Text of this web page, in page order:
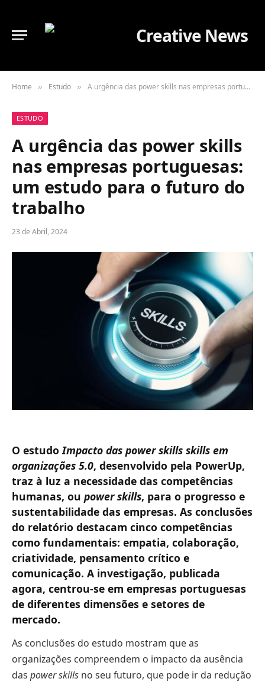
Home » Estudo » A urgência das power skills nas empresas portuguesas: um estudo para o futuro do trabalho
ESTUDO
A urgência das power skills
nas empresas portuguesas:
um estudo para o futuro do
trabalho
23 de Abril, 2024
O estudoImpacto das power skills skills em
organizações 5.0, desenvolvido pela PowerUp,
traz à luz a necessidade das competências
humanas, ou power skills, para o progresso e
sustentabilidade das empresas. As conclusões
do relatório destacam cinco competências
como fundamentais: empatia, colaboração,
criatividade, pensamento crítico e
comunicação. A investigação, publicada
agora, centrou-se em empresas portuguesas
de diferentes dimensões e setores de
mercado.
As conclusões do estudo mostram que as
organizações compreendem o impacto da ausência
das power skills no seu futuro, que pode ir da redução